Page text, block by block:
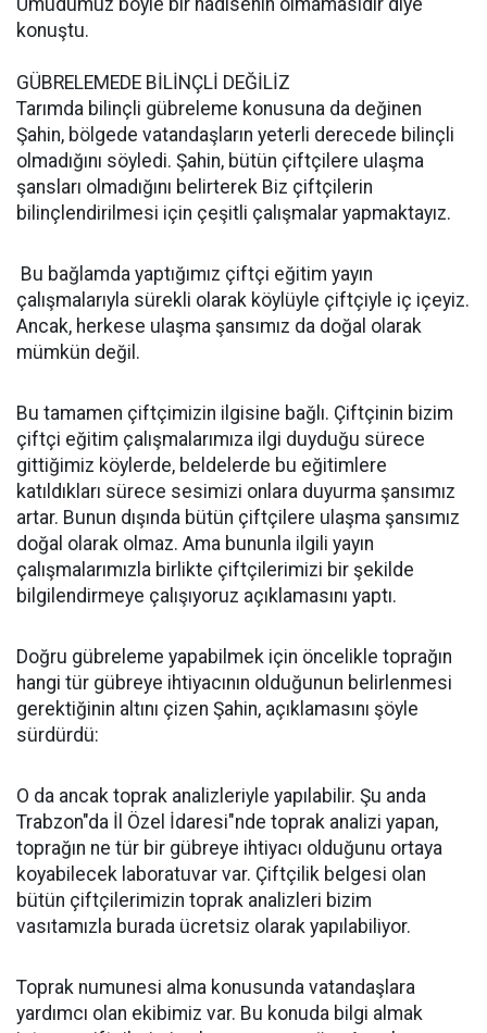
Umudumuz böyle bir hadisenin olmamasıdır diye
konuştu.
GÜBRELEMEDE BİLİNÇLİ DEĞİLİZ
Tarımda bilinçli gübreleme konusuna da değinen
Şahin, bölgede vatandaşların yeterli derecede bilinçli
olmadığını söyledi. Şahin, bütün çiftçilere ulaşma
şansları olmadığını belirterek Biz çiftçilerin
bilinçlendirilmesi için çeşitli çalışmalar yapmaktayız.
Bu bağlamda yaptığımız çiftçi eğitim yayın
çalışmalarıyla sürekli olarak köylüyle çiftçiyle iç içeyiz.
Ancak, herkese ulaşma şansımız da doğal olarak
mümkün değil.
Bu tamamen çiftçimizin ilgisine bağlı. Çiftçinin bizim
çiftçi eğitim çalışmalarımıza ilgi duyduğu sürece
gittiğimiz köylerde, beldelerde bu eğitimlere
katıldıkları sürece sesimizi onlara duyurma şansımız
artar. Bunun dışında bütün çiftçilere ulaşma şansımız
doğal olarak olmaz. Ama bununla ilgili yayın
çalışmalarımızla birlikte çiftçilerimizi bir şekilde
bilgilendirmeye çalışıyoruz açıklamasını yaptı.
Doğru gübreleme yapabilmek için öncelikle toprağın
hangi tür gübreye ihtiyacının olduğunun belirlenmesi
gerektiğinin altını çizen Şahin, açıklamasını şöyle
sürdürdü:
O da ancak toprak analizleriyle yapılabilir. Şu anda
Trabzon"da İl Özel İdaresi"nde toprak analizi yapan,
toprağın ne tür bir gübreye ihtiyacı olduğunu ortaya
koyabilecek laboratuvar var. Çiftçilik belgesi olan
bütün çiftçilerimizin toprak analizleri bizim
vasıtamızla burada ücretsiz olarak yapılabiliyor.
Toprak numunesi alma konusunda vatandaşlara
yardımcı olan ekibimiz var. Bu konuda bilgi almak